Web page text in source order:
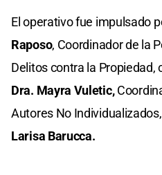
El operativo fue impulsado
Raposo, Coordinador de la
Delitos contra la Propiedad,
Dra. Mayra Vuletic,
Autores No
Larisa Barucca.